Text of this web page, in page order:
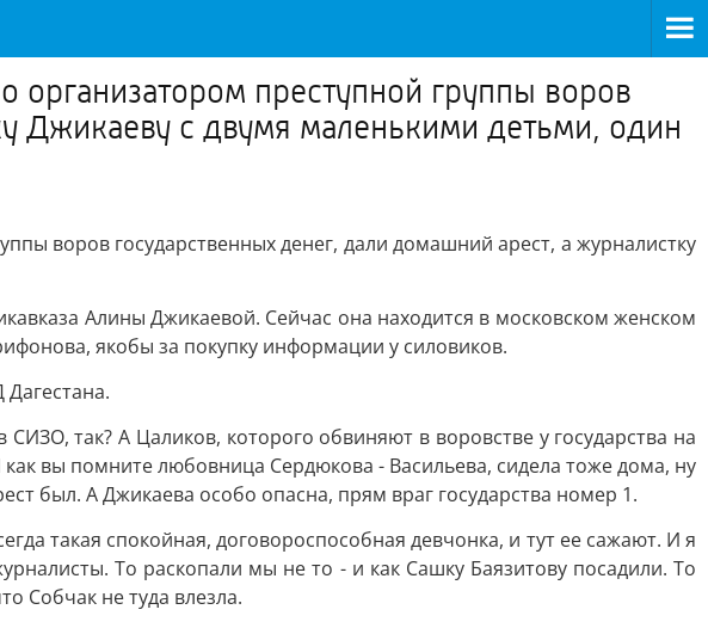
организатором преступной группы воров
Джикаеву с двумя маленькими детьми, один
воров государственных денег, дали домашний арест, а журналистку
Алины Джикаевой. Сейчас она находится в московском женском
якобы за покупку информации у силовиков.
так? А Цаликов, которого обвиняют в воровстве у государства на
вы помните любовница Сердюкова - Васильева, сидела тоже дома, ну
был. А Джикаева особо опасна, прям враг государства номер 1.
такая спокойная, договороспособная девчонка, и тут ее сажают. И я
То раскопали мы не то - и как Сашку Баязитову посадили. То
Собчак не туда влезла.